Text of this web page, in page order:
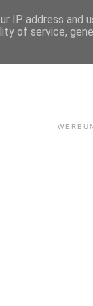
IP address and
of service,